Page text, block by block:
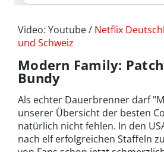
Video: Youtube / Netflix
und Schweiz
Modern Family:
Bundy
Als echter Dauerbrenner darf
unserer Übersicht der besten
natürlich nicht fehlen. In den
nach elf erfolgreichen Staffeln